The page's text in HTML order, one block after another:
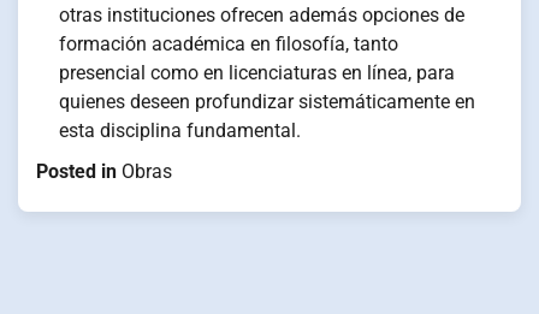
otras instituciones ofrecen además opciones de
formación académica en filosofía, tanto
presencial como en licenciaturas en línea, para
quienes deseen profundizar sistemáticamente en
esta disciplina fundamental.
Posted in Obras